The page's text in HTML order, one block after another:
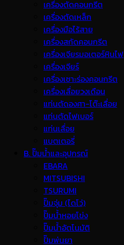
เครื่องตัดคอนกรีต
เครื่องตัดเหล็ก
เครื่องมือไร้สาย
เครื่องสกัดคอนกรีต
เครื่องเจียรมอเตอร์หินไฟ
เครื่องเจียร์
เครื่องเซาะร่องคอนกรีต
เครื่องเลื่อยวงเดือน
แท่นตัดองศา-โต๊ะเลื่อย
แท่นตัดไฟเบอร์
แท่นเลื่อย
แบตเตอรี่
B. ปั๊มน้ำและอุปกรณ์
EBARA
MITSUBISHI
TSURUMI
ปั๊มจุ่ม (ไดโว่)
ปั๊มน้ำหอยโข่ง
ปั๊มน้ำอัตโนมัติ
ปั๊มพ่นยา